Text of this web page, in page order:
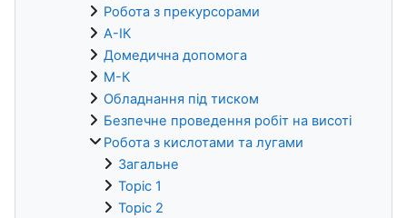
Робота з прекурсорами
А-ІК
Домедична допомога
М-К
Обладнання під тиском
Безпечне проведення робіт на висоті
Робота з кислотами та лугами
Загальне
Topic 1
Topic 2